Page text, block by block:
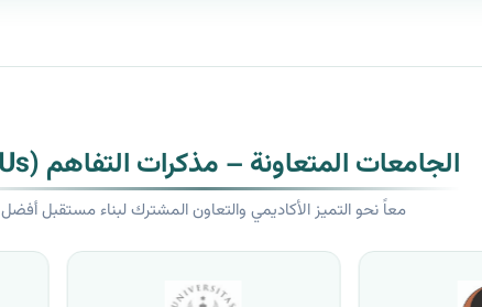
الجامعات المتعاونة – مذكرات التفاهم (MoUs)
معاً نحو التميز الأكاديمي والتعاون المشترك لبناء مستقبل أفضل